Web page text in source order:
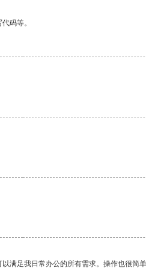
码等。
满足我日常办公的所有需求。操作也很简